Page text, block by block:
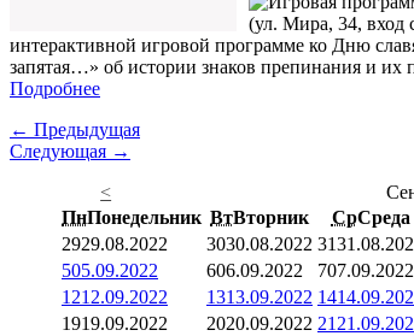
(ул. Мира, 34, вход
интерактивной игровой программе ко Дню
запятая…» об истории знаков препинания и
Подробнее
← Предыдущая
Следующая →
<
ПнПонедельник ВтВторник СрСреда
2929.08.2022 3030.08.2022 31
505.09.2022 606.09.2022 707.09.2022
1212.09.2022 1313.09.2022 14
1919.09.2022 2020.09.2022 21